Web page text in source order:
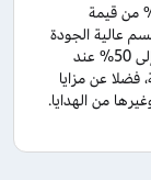
كود خصم بشرة كير 2026 لتوفير 10% من قيمة
عالية الجودة
بمتجر basharacare، بالإضافة إلى تخفيضات تصل إلى 50% عند
عن مزايا